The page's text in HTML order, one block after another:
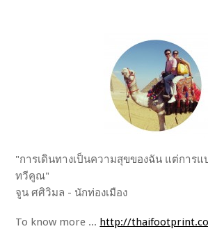
"การเดินทางเป็นความสุขของฉัน แต่การ
ทวีคูณ"
จูน ศศิวิมล - นักท่องเมือง
To know more ... http://